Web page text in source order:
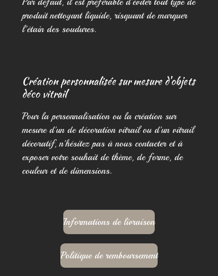
produit nettoyant liquide, risquant de marquer
l'étain des soudures.
Création personnalisée sur mesure d'objets
déco vitrail
Pour la personnalisation ou la création sur
mesure d'un de décoration vitrail ou d'un vitrail
décoratif, n'hésitez pas à nous contacter et à
exposer votre souhait de thème, de forme, de
couleur et de dimensions.
Informations de livraison
Politique de remboursement